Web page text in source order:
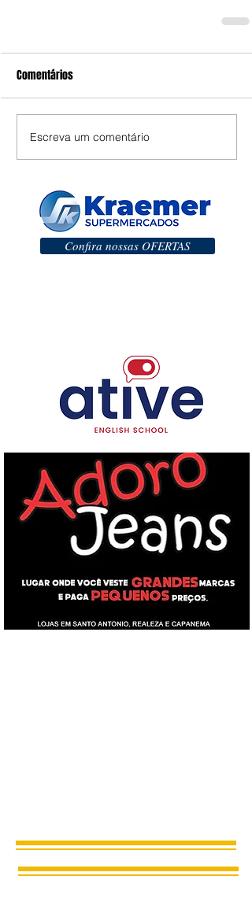
Comentários
Escreva um comentário
Confira nossas OFERTAS